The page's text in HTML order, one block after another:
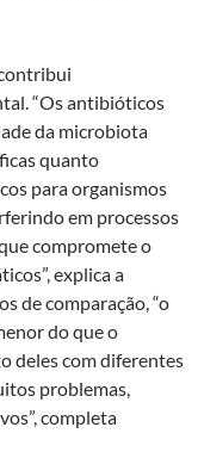
“Os antibióticos
da microbiota
quanto
para organismos
em processos
compromete o
explica a
de comparação, “o
do que o
deles com diferentes
problemas,
completa